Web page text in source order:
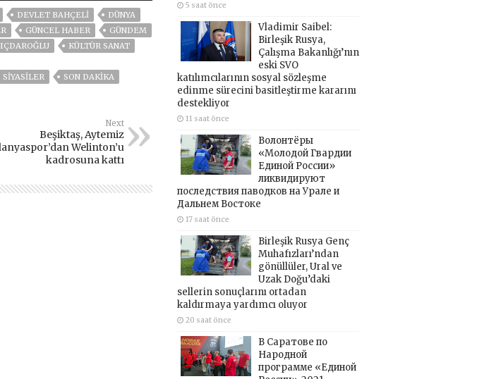
DEVLET BAHÇELİ
DÜNYA
GÜNCEL HABER
GÜNDEM
KÜLTÜR SANAT
SİYASİLER
SON DAKIKA
Next
Beşiktaş, Aytemiz
Welinton’u
kadrosuna kattı
5 saat önce
Vladimir Saibel:
Birleşik Rusya,
Çalışma Bakanlığı’nın
eski SVO
katılımcılarının sosyal sözleşme
edinme sürecini basitleştirme kararını
destekliyor
11 saat önce
Волонтёры
«Молодой Гвардии
Единой России»
ликвидируют
последствия паводков на Урале и
Дальнем Востоке
17 saat önce
Birleşik Rusya Genç
Muhafızları’ndan
gönüllüler, Ural ve
Uzak Doğu’daki
sellerin sonuçlarını ortadan
kaldırmaya yardımcı oluyor
20 saat önce
В Саратове по
Народной
программе «Единой